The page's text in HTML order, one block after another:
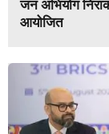
जन अभियोग
आयोजित